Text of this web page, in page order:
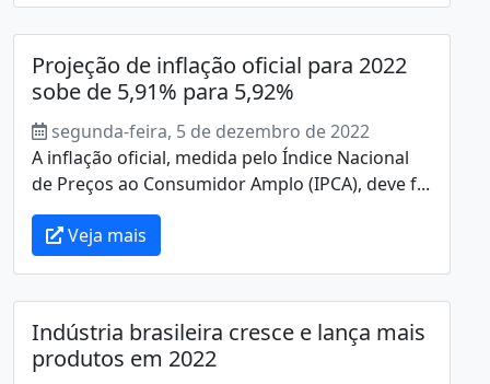
Projeção de inflação oficial para 2022
sobe de 5,91% para 5,92%
segunda-feira, 5 de dezembro de 2022
A inflação oficial, medida pelo Índice Nacional
de Preços ao Consumidor Amplo (IPCA), deve f...
Veja mais
Indústria brasileira cresce e lança mais
produtos em 2022